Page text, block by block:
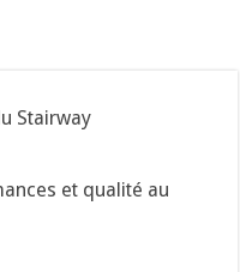
Stairway
et qualité au